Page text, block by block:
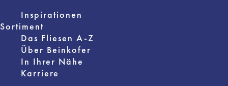
Inspirationen
Sortiment
Das Fliesen A-Z
Über Beinkofer
In Ihrer Nähe
Karriere